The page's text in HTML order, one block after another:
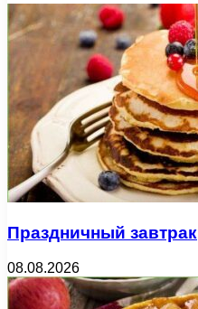
Праздничный завтрак
08.08.2026